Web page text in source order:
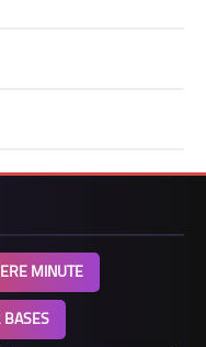
MINUTE